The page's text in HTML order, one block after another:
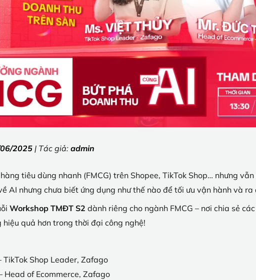
2025 | Tác giả: admin
tiêu dùng nhanh (FMCG) trên Shopee, TikTok Shop… nhưng
AI nhưng chưa biết ứng dụng như thế nào để tối ưu vận hành và ra
Workshop TMĐT S2 dành riêng cho ngành FMCG – nơi chia sẻ
hiệu quả hơn trong thời đại công nghệ!
TikTok Shop Leader, Zafago
Head of Ecommerce, Zafago